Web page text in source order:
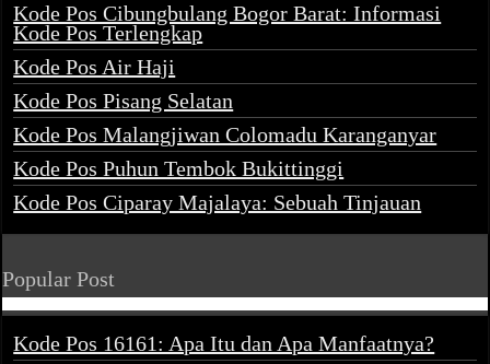
Kode Pos Cibungbulang Bogor Barat: Informasi
Kode Pos Terlengkap
Kode Pos Air Haji
Kode Pos Pisang Selatan
Kode Pos Malangjiwan Colomadu Karanganyar
Kode Pos Puhun Tembok Bukittinggi
Kode Pos Ciparay Majalaya: Sebuah Tinjauan
Popular Post
Kode Pos 16161: Apa Itu dan Apa Manfaatnya?